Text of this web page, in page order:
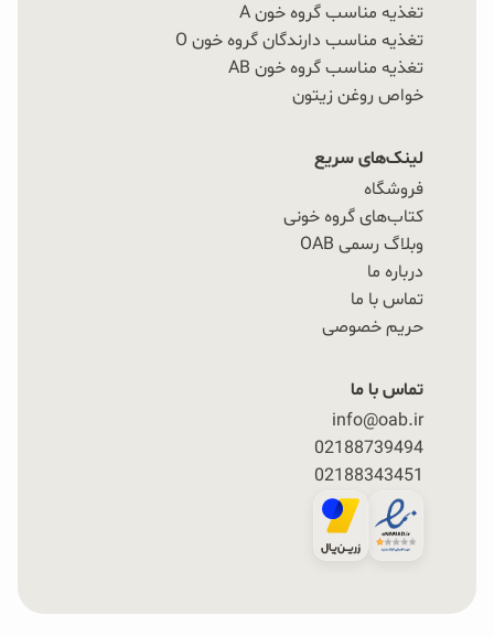
تغذیه مناسب گروه خون A
تغذیه مناسب دارندگان گروه خون O
تغذیه مناسب گروه خون AB
خواص روغن زیتون
لینک‌های سریع
فروشگاه
کتاب‌های گروه خونی
وبلاگ رسمی OAB
درباره ما
تماس با ما
حریم خصوصی
تماس با ما
info@oab.ir
02188739494
02188343451